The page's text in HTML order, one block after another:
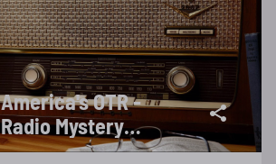
America's OTR -
Radio Mystery
Theater